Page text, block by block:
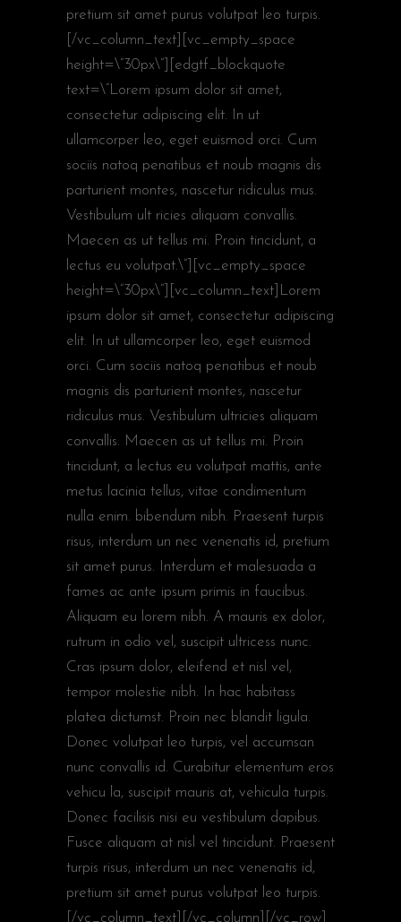
pretium sit amet purus volutpat leo turpis.
[/vc_column_text][vc_empty_space
height=\”30px\”][edgtf_blockquote
text=\”Lorem ipsum dolor sit amet,
consectetur adipiscing elit. In ut
ullamcorper leo, eget euismod orci. Cum
sociis natoq penatibus et noub magnis dis
parturient montes, nascetur ridiculus mus.
Vestibulum ult ricies aliquam convallis.
Maecen as ut tellus mi. Proin tincidunt, a
lectus eu volutpat.\”][vc_empty_space
height=\”30px\”][vc_column_text]Lorem
ipsum dolor sit amet, consectetur adipiscing
elit. In ut ullamcorper leo, eget euismod
orci. Cum sociis natoq penatibus et noub
magnis dis parturient montes, nascetur
ridiculus mus. Vestibulum ultricies aliquam
convallis. Maecen as ut tellus mi. Proin
tincidunt, a lectus eu volutpat mattis, ante
metus lacinia tellus, vitae condimentum
nulla enim. bibendum nibh. Praesent turpis
risus, interdum un nec venenatis id, pretium
sit amet purus. Interdum et malesuada a
fames ac ante ipsum primis in faucibus.
Aliquam eu lorem nibh. A mauris ex dolor,
rutrum in odio vel, suscipit ultricess nunc.
Cras ipsum dolor, eleifend et nisl vel,
tempor molestie nibh. In hac habitass
platea dictumst. Proin nec blandit ligula.
Donec volutpat leo turpis, vel accumsan
nunc convallis id. Curabitur elementum eros
vehicu la, suscipit mauris at, vehicula turpis.
Donec facilisis nisi eu vestibulum dapibus.
Fusce aliquam at nisl vel tincidunt. Praesent
turpis risus, interdum un nec venenatis id,
pretium sit amet purus volutpat leo turpis.
[/vc_column_text][/vc_column][/vc_row]